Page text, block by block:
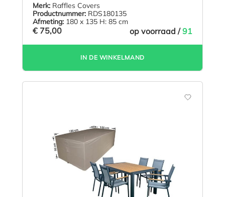
Merk: Raffles Covers
Productnummer: RDS180135
Afmeting: 180 x 135 H: 85 cm
€ 75,00 op voorraad /91
IN DE WINKELMAND